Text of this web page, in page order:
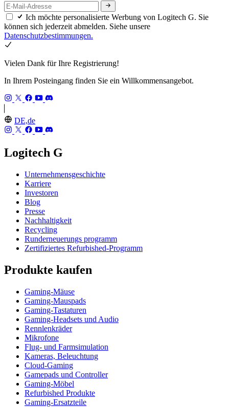
Ich möchte personalisierte Werbung von Logitech G. Sie
können sich jederzeit abmelden. Siehe unsere
Datenschutzbestimmungen.
Vielen Dank für Ihre Registrierung!
In Ihrem Posteingang finden Sie ein Willkommensangebot.
DE,de
Logitech G
Unternehmensgeschichte
Karriere
Investoren
Blog
Presse
Nachhaltigkeit
Recycling
Runderneuerungs programm
Zertifiziertes Refurbished-Programm
Produkte kaufen
Gaming-Mäuse
Gaming-Mauspads
Gaming-Tastaturen
Gaming-Headsets und Audio
Rennlenkräder
Mikrofone
Flug- und Farmsimulation
Kameras, Beleuchtung
Cloud-Gaming
Gamepads und Controller
Gaming-Möbel
Refurbished Produkte
Gaming-Ersatzteile